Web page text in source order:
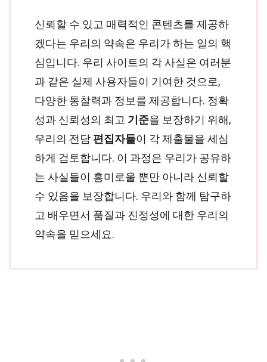
신뢰할 수 있고 매력적인 콘텐츠를 제공하
겠다는 우리의 약속은 우리가 하는 일의 핵
심입니다. 우리 사이트의 각 사실은 여러분
과 같은 실제 사용자들이 기여한 것으로,
다양한 통찰력과 정보를 제공합니다. 정확
성과 신뢰성의 최고 기준을 보장하기 위해,
우리의 전담 편집자들이 각 제출물을 세심
하게 검토합니다. 이 과정은 우리가 공유하
는 사실들이 흥미로울 뿐만 아니라 신뢰할
수 있음을 보장합니다. 우리와 함께 탐구하
고 배우면서 품질과 진정성에 대한 우리의
약속을 믿으세요.